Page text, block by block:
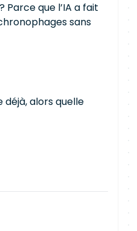
que l’IA a fait
sans
déjà, alors quelle